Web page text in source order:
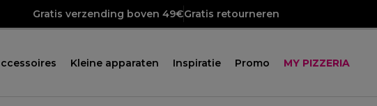
Gratis verzending boven 49€Gratis retourneren
Kleine apparaten Inspiratie Promo MY PIZZERIA